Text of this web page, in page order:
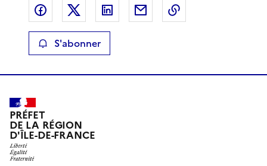
Partager sur Facebook
Partager sur XPartager sur LinkedIn
Partager par email
S'abonner
PRÉFET
DE LA RÉGION
D'ÎLE-DE-FRANCE